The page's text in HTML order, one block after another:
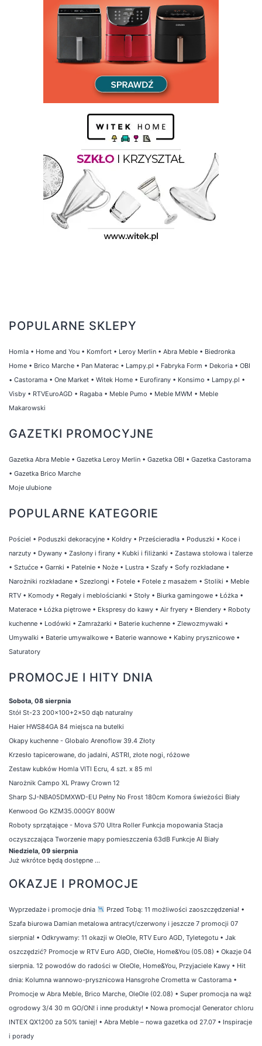
POPULARNE SKLEPY
Homla • Home and You • Komfort • Leroy Merlin • Abra Meble • Biedronka
Home • Brico Marche • Pan Materac • Lampy.pl • Fabryka Form • Dekoria • OBI
• Castorama • One Market • Witek Home • Eurofirany • Konsimo • Lampy.pl •
Visby • RTVEuroAGD • Ragaba • Meble Pumo • Meble MWM • Meble
Makarowski
GAZETKI PROMOCYJNE
Gazetka Abra Meble • Gazetka Leroy Merlin • Gazetka OBI • Gazetka Castorama
• Gazetka Brico Marche
Moje ulubione
POPULARNE KATEGORIE
Pościel • Poduszki dekoracyjne • Kołdry • Prześcieradła • Poduszki • Koce i
narzuty • Dywany • Zasłony i firany • Kubki i filiżanki • Zastawa stołowa i talerze
• Sztućce • Garnki • Patelnie • Noże • Lustra • Szafy • Sofy rozkładane •
Narożniki rozkładane • Szezlongi • Fotele • Fotele z masażem • Stoliki • Meble
RTV • Komody • Regały i meblościanki • Stoły • Biurka gamingowe • Łóżka •
Materace • Łóżka piętrowe • Ekspresy do kawy • Air fryery • Blendery • Roboty
kuchenne • Lodówki • Zamrażarki • Baterie kuchenne • Zlewozmywaki •
Umywalki • Baterie umywalkowe • Baterie wannowe • Kabiny prysznicowe •
Saturatory
PROMOCJE I HITY DNIA
Sobota, 08 sierpnia
Stół St-23 200x100+2x50 dąb naturalny
Haier HWS84GA 84 miejsca na butelki
Okapy kuchenne - Globalo Arenoflow 39.4 Złoty
Krzesło tapicerowane, do jadalni, ASTRI, złote nogi, różowe
Zestaw kubków Homla VITI Ecru, 4 szt. x 85 ml
Narożnik Campo XL Prawy Crown 12
Sharp SJ-NBA05DMXWD-EU Pełny No Frost 180cm Komora świeżości Biały
Kenwood Go KZM35.000GY 800W
Roboty sprzątające - Mova S70 Ultra Roller Funkcja mopowania Stacja
oczyszczająca Tworzenie mapy pomieszczenia 63dB Funkcje AI Biały
Niedziela, 09 sierpnia
Już wkrótce będą dostępne ...
OKAZJE I PROMOCJE
Wyprzedaże i promocje dnia Przed Tobą: 11 możliwości zaoszczędzenia!•
Szafa biurowa Damian metalowa antracyt/czerwony i jeszcze 7 promocji 07
sierpnia! • Odkrywamy: 11 okazji w OleOle, RTV Euro AGD, Tyletegotu • Jak
oszczędzić? Promocje w RTV Euro AGD, OleOle, Home&You (05.08) • Okazje 04
sierpnia. 12 powodów do radości w OleOle, Home&You, Przyjaciele Kawy • Hit
dnia: Kolumna wannowo-prysznicowa Hansgrohe Crometta w Castorama •
Promocje w Abra Meble, Brico Marche, OleOle (02.08) • Super promocja na wąż
ogrodowy 3/4 30 m GO/ON! i inne produkty! • Nowa promocja! Generator chloru
INTEX QX1200 za 50% taniej! • Abra Meble – nowa gazetka od 27.07 • Inspiracje
i porady